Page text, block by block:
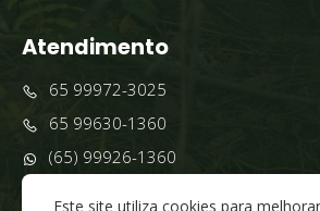
Atendimento
65 99972-3025
65 99630-1360
(65) 99926-1360
Este site utiliza cookies para